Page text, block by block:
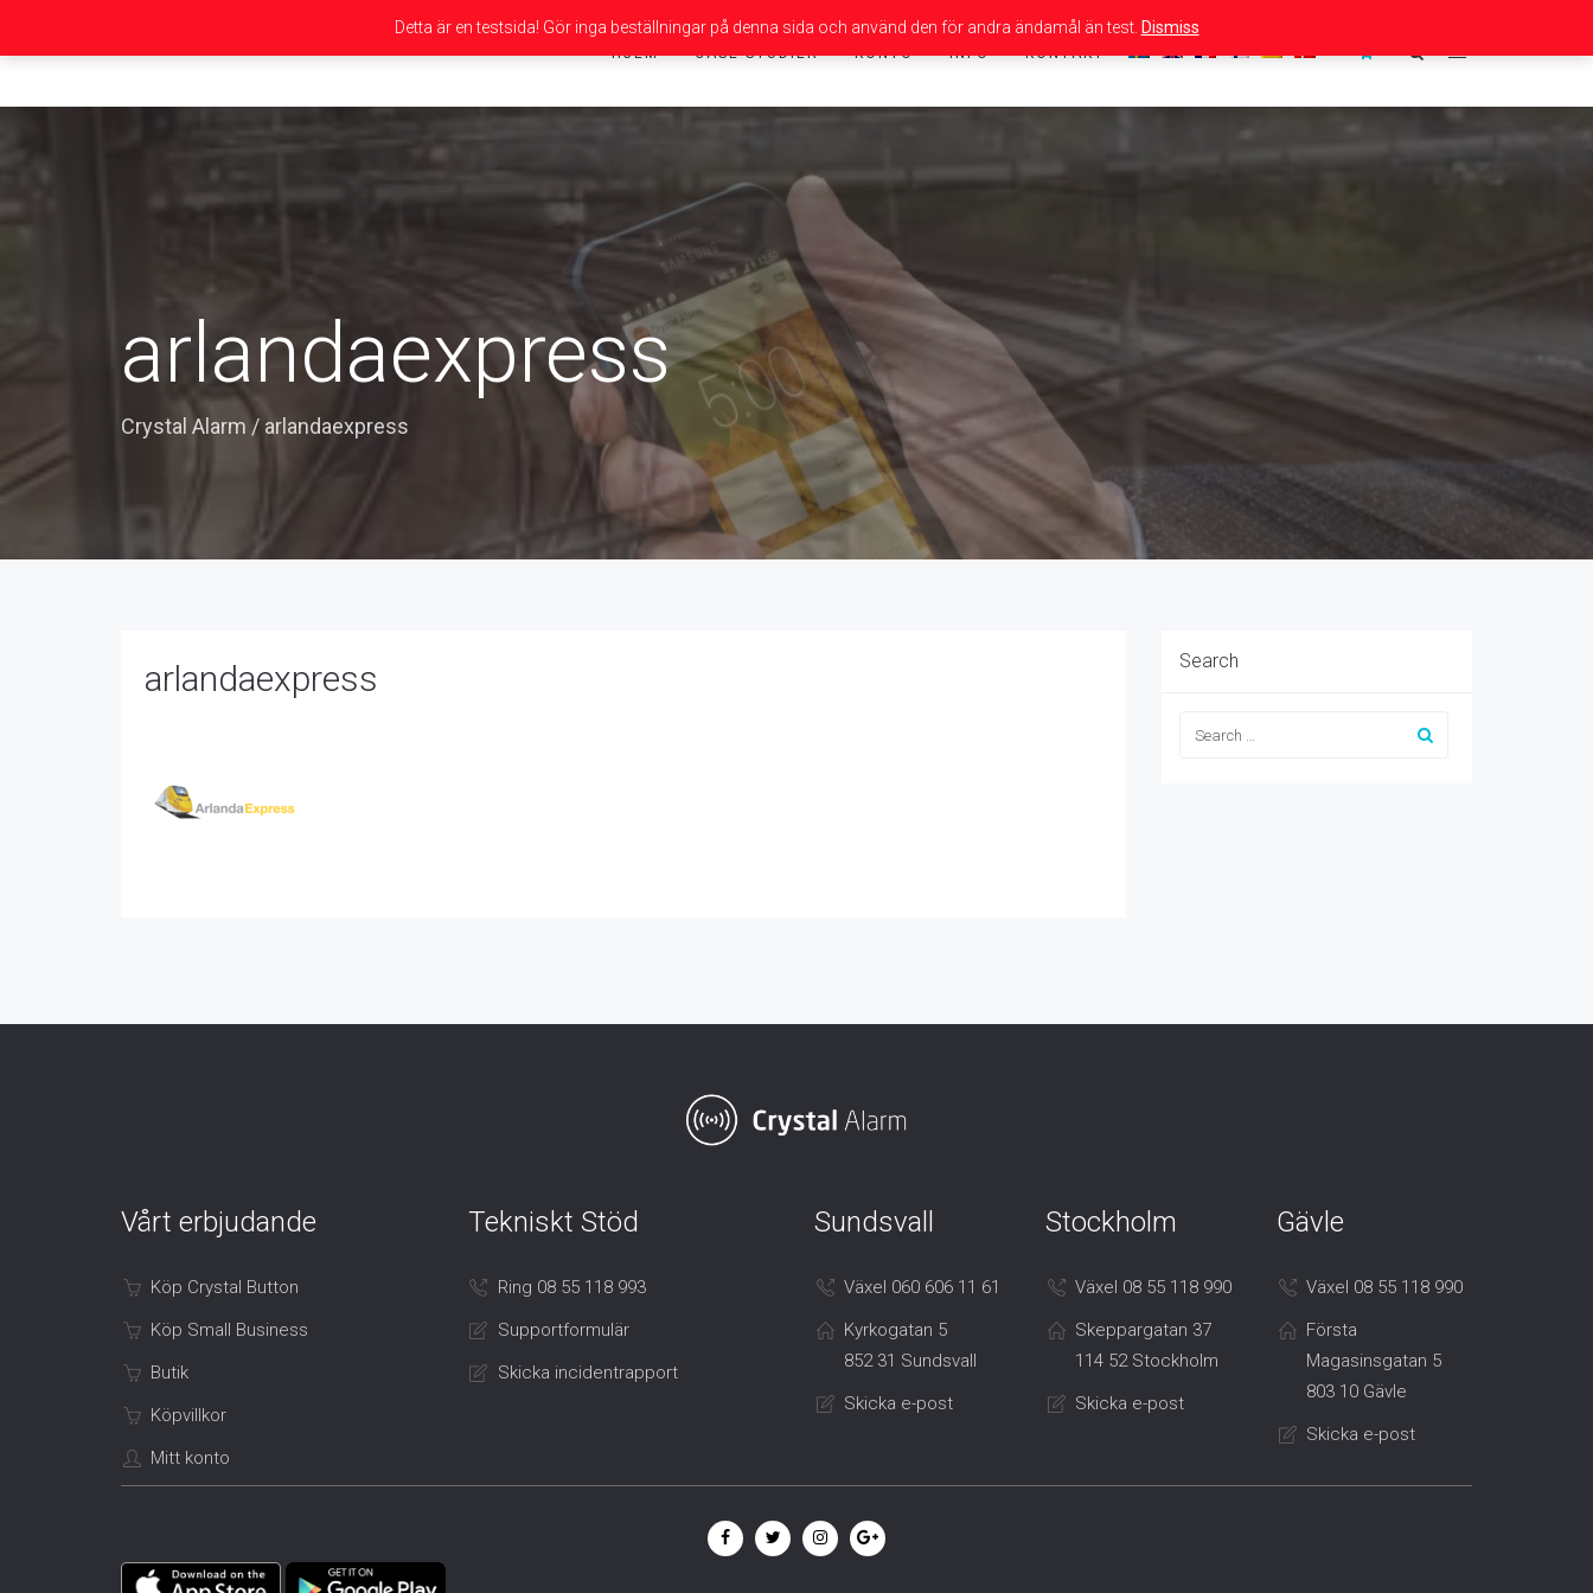
HJEM CASE-STUDIER KONTO INFO KONTAKT
arlandaexpress
Crystal Alarm / arlandaexpress
arlandaexpress Search
Vårt erbjudande
Köp Crystal Button
Köp Small Business
Butik
Köpvillkor
Mitt konto
Tekniskt Stöd
Ring 08 55 118 993
Supportformulär
Skicka incidentrapport
Sundsvall
Växel 060 606 11 61
Kyrkogatan 5
852 31 Sundsvall
Skicka e-post
Stockholm
Växel 08 55 118 990
Skeppargatan 37
114 52 Stockholm
Skicka e-post
Gävle
Växel 08 55 118 990
Första
Magasinsgatan 5
803 10 Gävle
Skicka e-post
Detta är en testsida! Gör inga beställningar på denna sida och använd den för andra ändamål än test. Dismiss